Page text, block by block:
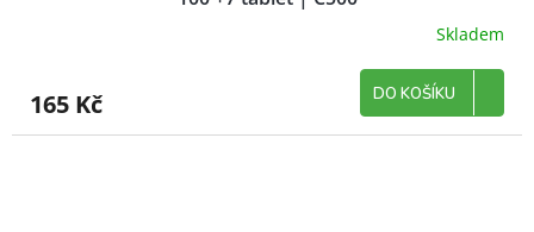
Skladem
165 Kč DO KOŠÍKU